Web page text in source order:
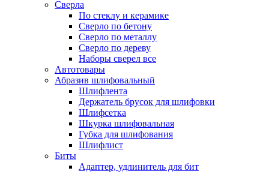
Сверла
По стеклу и керамике
Сверло по бетону
Сверло по металлу
Сверло по дереву
Наборы сверел все
Автотовары
Абразив шлифовальный
Шлифлента
Держатель брусок для шлифовки
Шлифсетка
Шкурка шлифовальная
Губка для шлифования
Шлифлист
Биты
Адаптер, удлинитель для бит